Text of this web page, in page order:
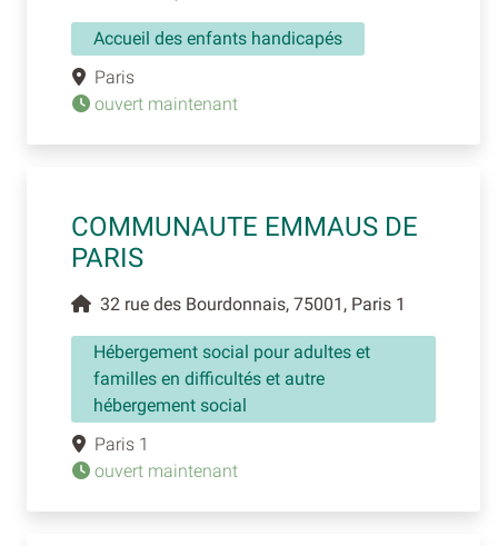
Accueil des enfants handicapés
Paris
ouvert maintenant
COMMUNAUTE EMMAUS DE
PARIS
32 rue des Bourdonnais, 75001, Paris 1
Hébergement social pour adultes et
familles en difficultés et autre
hébergement social
Paris 1
ouvert maintenant